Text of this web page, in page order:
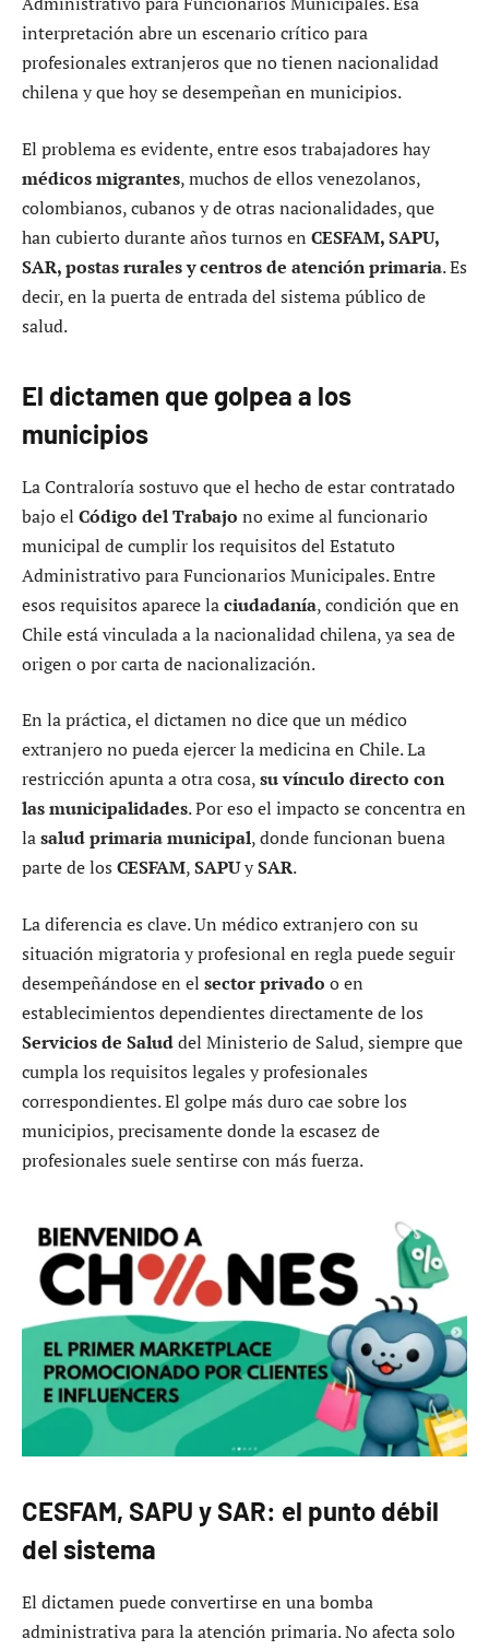
interpretación abre un escenario crítico para
profesionales extranjeros que no tienen nacionalidad
chilena y que hoy se desempeñan en municipios.
El problema es evidente, entre esos trabajadores hay
médicos migrantes, muchos de ellos venezolanos,
colombianos, cubanos y de otras nacionalidades, que
han cubierto durante años turnos en CESFAM, SAPU,
SAR, postas rurales y centros de atención primaria. Es
decir, en la puerta de entrada del sistema público de
salud.
El dictamen que golpea a los
municipios
La Contraloría sostuvo que el hecho de estar contratado
bajo el Código del Trabajo no exime al funcionario
municipal de cumplir los requisitos del Estatuto
Administrativo para Funcionarios Municipales. Entre
esos requisitos aparece laciudadanía, condición que en
Chile está vinculada a la nacionalidad chilena, ya sea de
origen o por carta de nacionalización.
En la práctica, el dictamen no dice que un médico
extranjero no pueda ejercer la medicina en Chile. La
restricción apunta a otra cosa,su vínculo directo con
las municipalidades. Por eso el impacto se concentra en
lasalud primaria municipal, donde funcionan buena
parte de los CESFAM,SAPUySAR.
La diferencia es clave. Un médico extranjero con su
situación migratoria y profesional en regla puede seguir
desempeñándose en el sector privado o en
establecimientos dependientes directamente de los
Servicios de Saluddel Ministerio de Salud, siempre que
cumpla los requisitos legales y profesionales
correspondientes. El golpe más duro cae sobre los
municipios, precisamente donde la escasez de
profesionales suele sentirse con más fuerza.
CESFAM, SAPU y SAR: el punto débil
del sistema
El dictamen puede convertirse en una bomba
administrativa para la atención primaria. No afecta solo